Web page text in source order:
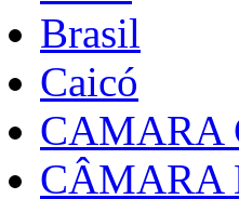
Brasil
Caicó
CAMARA
CÂMARA